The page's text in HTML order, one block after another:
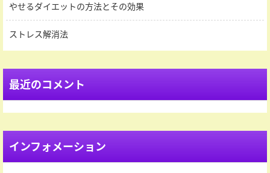
やせるダイエットの方法とその効果
ストレス解消法
最近のコメント
インフォメーション